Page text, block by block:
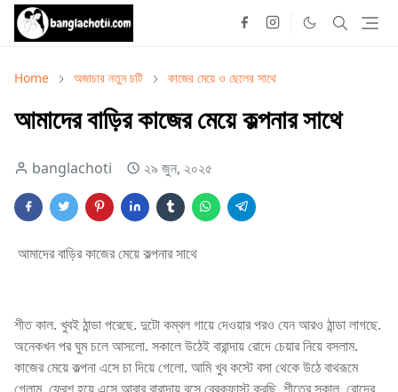
Home অজাচার নতুন চটি কাজের মেয়ে ও ছেলের সাথে
আমাদের বাড়ির কাজের মেয়ে কল্পনার সাথে
banglachoti ২৯ জুন, ২০২৫
আমাদের বাড়ির কাজের মেয়ে কল্পনার সাথে
শীত কাল. খুবই ঠান্ডা পরেছে. দুটো কম্বল গায়ে দেওয়ার পরও যেন আরও ঠান্ডা লাগছে.
অনেকখন পর ঘুম চলে আসলো. সকালে উঠেই বারান্দায় রোদে চেয়ার নিয়ে বসলাম.
কাজের মেয়ে কল্পনা এসে চা দিয়ে গেলো. আমি খুব কস্টে বসা থেকে উঠে বাথরূমে